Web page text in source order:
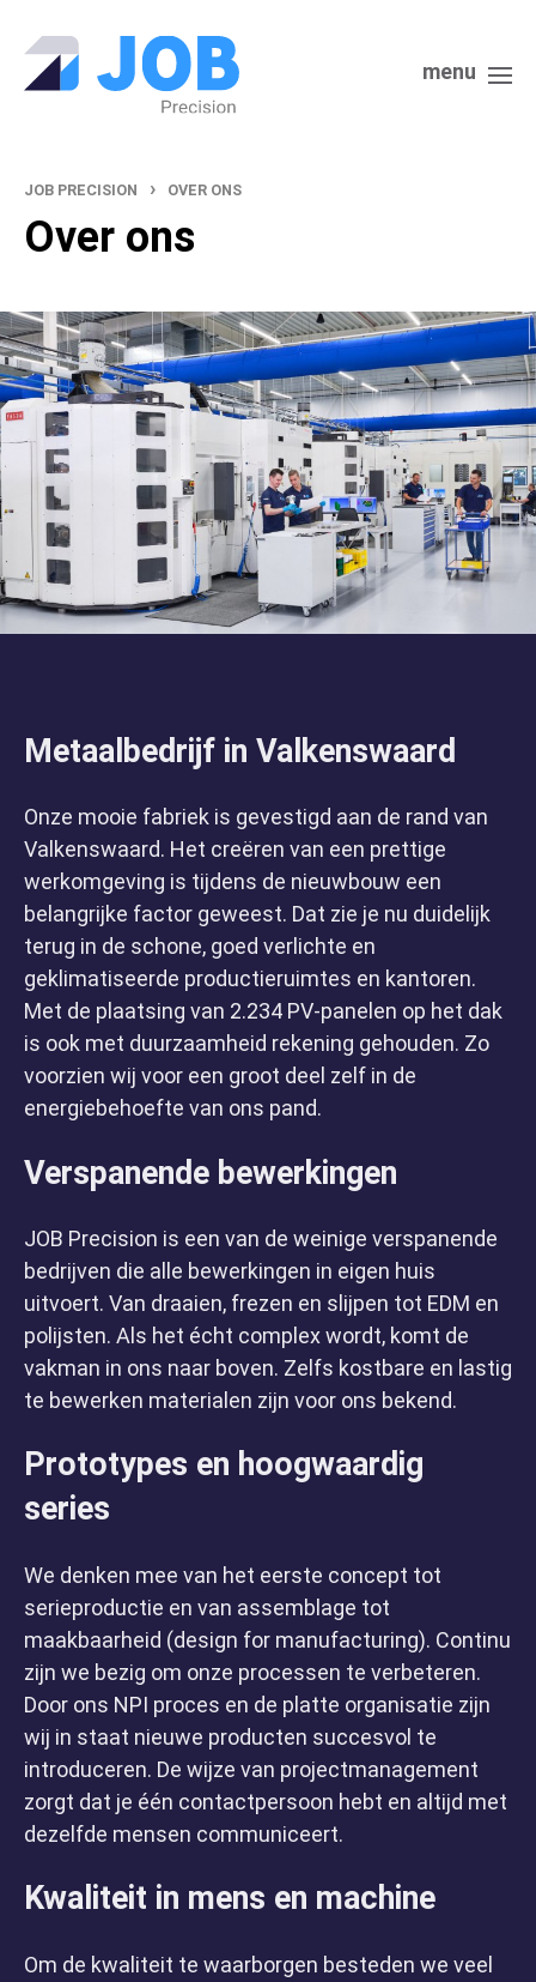
menu
Home
JOB PRECISION › OVER ONS
Over ons
Metaalbedrijf in Valkenswaard
Onze mooie fabriek is gevestigd aan de rand van
Valkenswaard. Het creëren van een prettige
werkomgeving is tijdens de nieuwbouw een
belangrijke factor geweest. Dat zie je nu duidelijk
terug in de schone, goed verlichte en
geklimatiseerde productieruimtes en kantoren.
Met de plaatsing van 2.234 PV-panelen op het dak
is ook met duurzaamheid rekening gehouden. Zo
voorzien wij voor een groot deel zelf in de
energiebehoefte van ons pand.
Verspanende bewerkingen
JOB Precision is een van de weinige verspanende
bedrijven die alle bewerkingen in eigen huis
uitvoert. Van draaien, frezen en slijpen tot EDM en
polijsten. Als het écht complex wordt, komt de
vakman in ons naar boven. Zelfs kostbare en lastig
te bewerken materialen zijn voor ons bekend.
Prototypes en hoogwaardig
series
We denken mee van het eerste concept tot
serieproductie en van assemblage tot
maakbaarheid (design for manufacturing). Continu
zijn we bezig om onze processen te verbeteren.
Door ons NPI proces en de platte organisatie zijn
wij in staat nieuwe producten succesvol te
introduceren. De wijze van projectmanagement
zorgt dat je één contactpersoon hebt en altijd met
dezelfde mensen communiceert.
Kwaliteit in mens en machine
Om de kwaliteit te waarborgen besteden we veel